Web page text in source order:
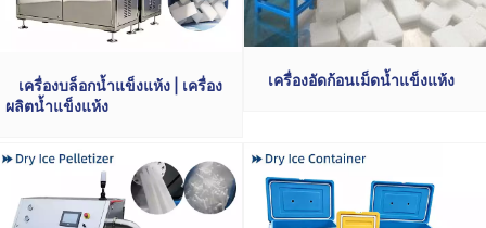
เครื่องบล็อกน้ำแข็งแห้ง | เครื่อง
ผลิตน้ำแข็งแห้ง
เครื่องอัดก้อนเม็ดน้ำแข็งแห้ง